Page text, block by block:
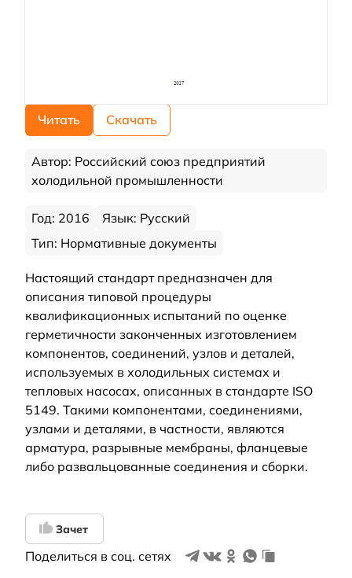
Читать Скачать
Автор: Российский союз предприятий
холодильной промышленности
Год: 2016
Язык: Русский
Тип: Нормативные документы
Настоящий стандарт предназначен для
описания типовой процедуры
квалификационных испытаний по оценке
герметичности законченных изготовлением
компонентов, соединений, узлов и деталей,
используемых в холодильных системах и
тепловых насосах, описанных в стандарте ISO
5149. Такими компонентами, соединениями,
узлами и деталями, в частности, являются
арматура, разрывные мембраны, фланцевые
либо развальцованные соединения и сборки.
Зачет
Поделиться в соц. сетях